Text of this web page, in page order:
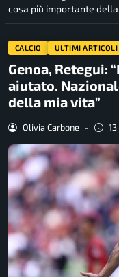
cosa più importante della
CALCIO ULTIMI ARTICOLI
Genoa, Retegui:
aiutato.
della mia vita”
Olivia Carbone -